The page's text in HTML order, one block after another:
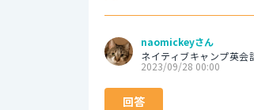
naomickeyさん
ネイティブキャンプ英会
2023/09/28 00:00
回答